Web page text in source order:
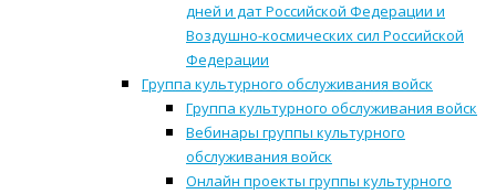
дней и дат Российской Федерации и
Воздушно-космических сил Российской
Федерации
Группа культурного обслуживания войск
Группа культурного обслуживания войск
Вебинары группы культурного
обслуживания войск
Онлайн проекты группы культурного